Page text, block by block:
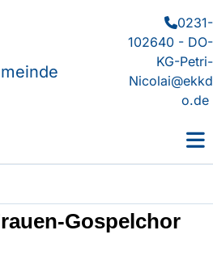
0231-
102640 - DO-
KG-Petri-
Nicolai@ekkd
o.de
Gospelchor